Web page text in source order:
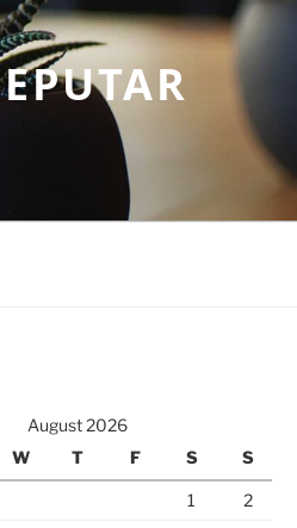
August 2026
W T F S S
1
2